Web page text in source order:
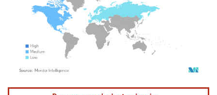
Imagen © Mordor Intelligence. El uso requiere atribución según CC BY 4.0.